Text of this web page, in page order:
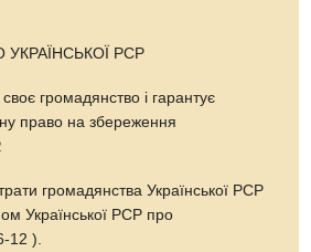
УКРАЇНСЬКОЇ РСР
громадянство і гарантує
право на збереження
громадянства Української РСР
Української РСР про
12 ).